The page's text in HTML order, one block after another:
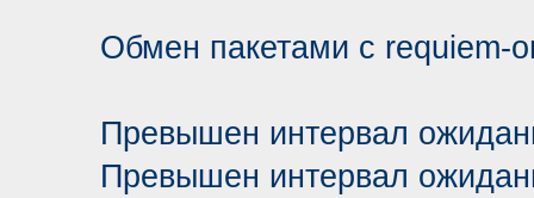
Обмен пакетами с requiem-
Превышен интервал
Превышен интервал